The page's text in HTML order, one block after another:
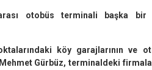
otobüs terminali başka bir
köy garajlarının ve
Gürbüz, terminaldeki